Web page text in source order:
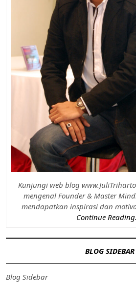
Kunjungi web blog
mengenal Founder & Master
mendapatkan inspirasi dan
Continue
BLOG SIDEBAR
Blog Sidebar